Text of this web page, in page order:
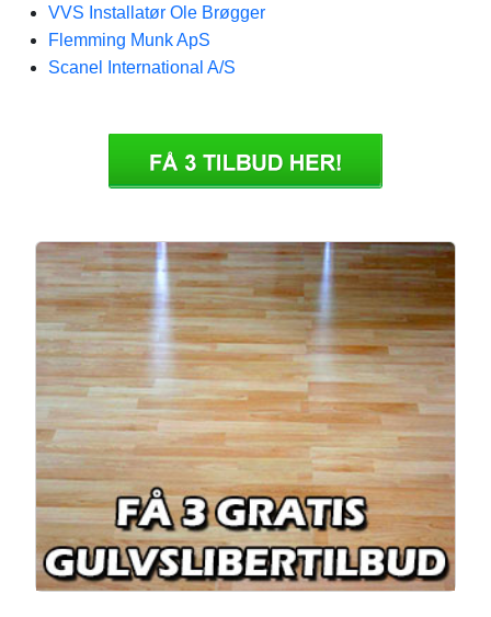
VVS Installatør Ole Brøgger
Flemming Munk ApS
Scanel International A/S